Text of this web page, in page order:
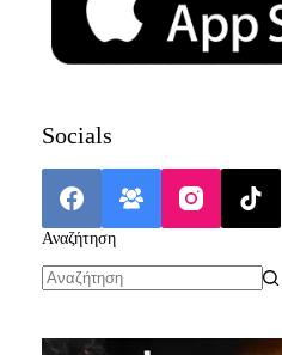
Socials
Αναζήτηση